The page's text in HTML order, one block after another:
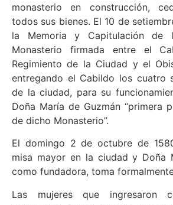
monasterio en construcción,
todos sus bienes. El 10 de
la Memoria y Capitulación de
Monasterio firmada entre el
Regimiento de la Ciudad y el
entregando el Cabildo los cuatro
de la ciudad, para su
Doña María de Guzmán “primera
de dicho Monasterio”.
El domingo 2 de octubre de
misa mayor en la ciudad y Doña
como fundadora, toma
Las mujeres que ingresaron